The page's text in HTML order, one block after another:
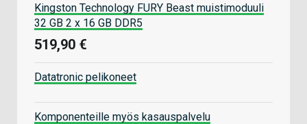
Kingston Technology FURY Beast muistimoduuli
32 GB 2 x 16 GB DDR5
519,90 €
Datatronic pelikoneet
Komponenteille myös kasauspalvelu